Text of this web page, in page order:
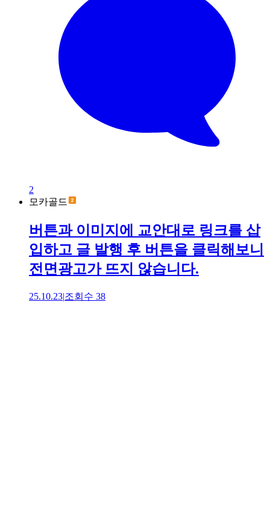
2
모카골드
버튼과 이미지에 교안대로 링크를 삽
입하고 글 발행 후 버튼을 클릭해보니
전면광고가 뜨지 않습니다.
25.10.23|조회수 38